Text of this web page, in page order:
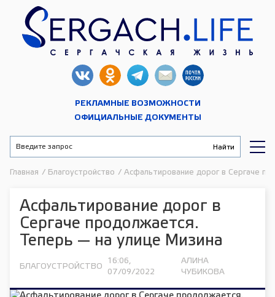
РЕКЛАМНЫЕ ВОЗМОЖНОСТИ
ОФИЦИАЛЬНЫЕ ДОКУМЕНТЫ
Главная / Благоустройство / Асфальтирование дорог в Сергаче
Асфальтирование дорог в
Сергаче продолжается.
Теперь — на улице Мизина
БЛАГОУСТРОЙСТВО
16:06,
07/09/2022
АЛИНА
ЧУБИКОВА